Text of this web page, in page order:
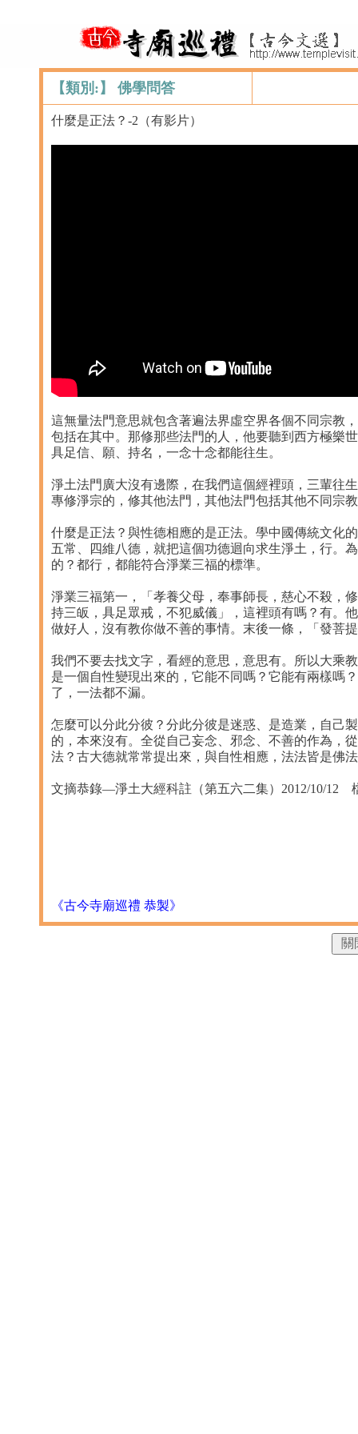
【類別:】 佛學問答
什麼是正法？-2（有影片）
這無量法門意思就包含著遍法界虛空界各個不同宗教
包括在其中。那修那些法門的人，他要聽到西方極樂
具足信、願、持名，一念十念都能往生。
淨土法門廣大沒有邊際，在我們這個經裡頭，三輩往
專修淨宗的，修其他法門，其他法門包括其他不同宗
什麼是正法？與性德相應的是正法。學中國傳統文化
五常、四維八德，就把這個功德迴向求生淨土，行。
的？都行，都能符合淨業三福的標準。
淨業三福第一，「孝養父母，奉事師長，慈心不殺，
持三皈，具足眾戒，不犯威儀」，這裡頭有嗎？有。
做好人，沒有教你做不善的事情。末後一條，「發菩
我們不要去找文字，看經的意思，意思有。所以大乘
是一個自性變現出來的，它能不同嗎？它能有兩樣嗎
了，一法都不漏。
怎麼可以分此分彼？分此分彼是迷惑、是造業，自己
的，本來沒有。全從自己妄念、邪念、不善的作為，
法？古大德就常常提出來，與自性相應，法法皆是佛
文摘恭錄—淨土大經科註（第五六二集）2012/10/12
《古今寺廟巡禮 恭製》